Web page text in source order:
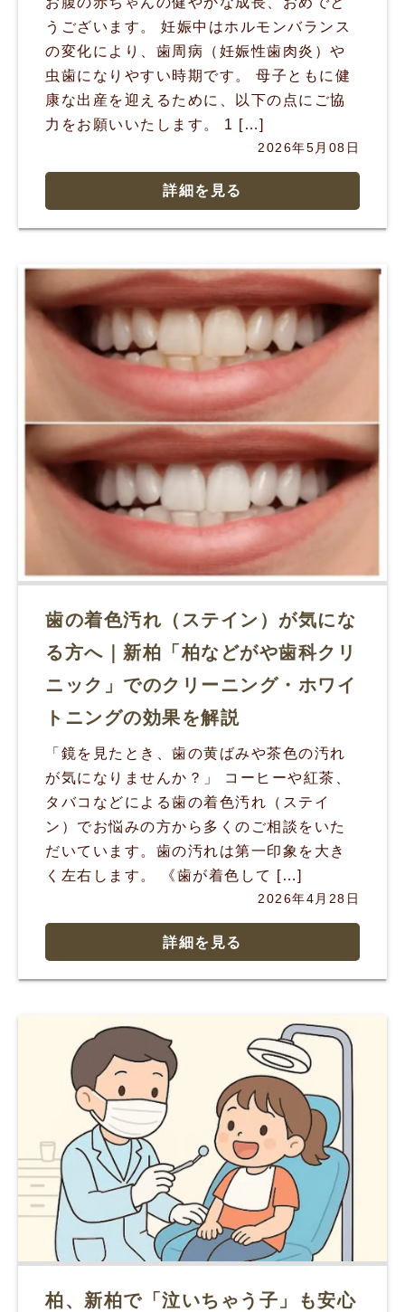
うございます。 妊娠中はホルモンバランス
の変化により、歯周病（妊娠性歯肉炎）や
虫歯になりやすい時期です。 母子ともに健
康な出産を迎えるために、以下の点にご協
力をお願いいたします。 1 […]
2026年5月08日
詳細を見る
歯の着色汚れ（ステイン）が気にな
る方へ｜新柏「柏などがや歯科クリ
ニック」でのクリーニング・ホワイ
トニングの効果を解説
「鏡を見たとき、歯の黄ばみや茶色の汚れ
が気になりませんか？」 コーヒーや紅茶、
タバコなどによる歯の着色汚れ（ステイ
ン）でお悩みの方から多くのご相談をいた
だいています。歯の汚れは第一印象を大き
く左右します。 《歯が着色して […]
2026年4月28日
詳細を見る
柏、新柏で「泣いちゃう子」も安心